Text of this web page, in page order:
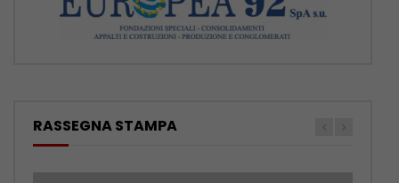
RASSEGNA STAMPA